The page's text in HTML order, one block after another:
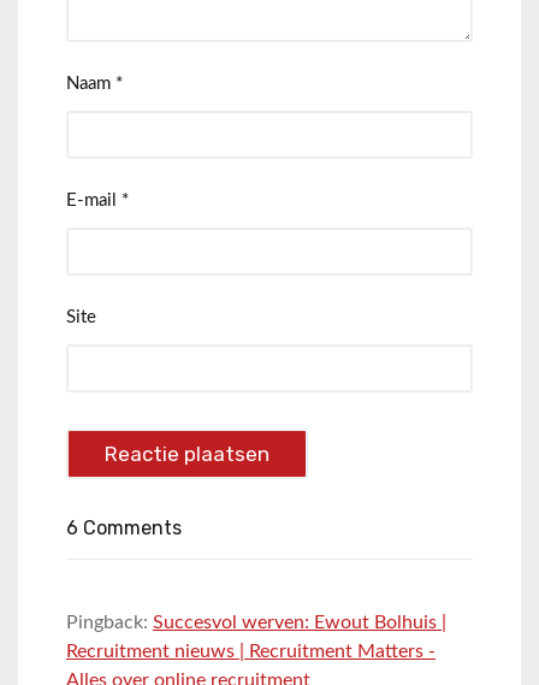
Naam *
E-mail *
Site
6 Comments
Pingback: Succesvol werven: Ewout Bolhuis |
Recruitment nieuws | Recruitment Matters -
Alles over online recruitment